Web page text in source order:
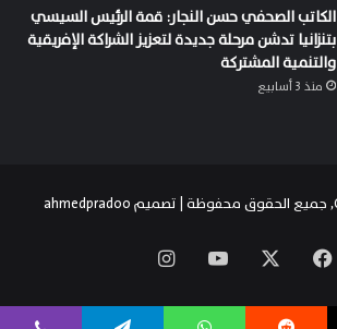
الكاتب الصحفي حسن النجار: قمة الرئيس السيسي
بتنزانيا تدشن مرحلة جديدة لتعزيز الشراكة الإفريقية
والتنمية المشتركة
منذ 3 أسابيع
ahmedpradoo
فيسبوك ‫YouTube